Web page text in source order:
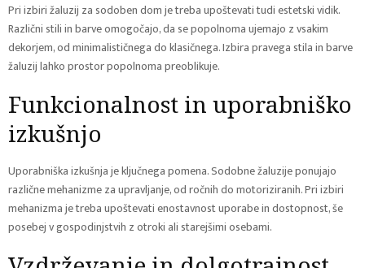
Pri izbiri žaluzij za sodoben dom je treba upoštevati tudi estetski vidik.
Različni stili in barve omogočajo, da se popolnoma ujemajo z vsakim
dekorjem, od minimalističnega do klasičnega. Izbira pravega stila in barve
žaluzij lahko prostor popolnoma preoblikuje.
Funkcionalnost in uporabniško
izkušnjo
Uporabniška izkušnja je ključnega pomena. Sodobne žaluzije ponujajo
različne mehanizme za upravljanje, od ročnih do motoriziranih. Pri izbiri
mehanizma je treba upoštevati enostavnost uporabe in dostopnost, še
posebej v gospodinjstvih z otroki ali starejšimi osebami.